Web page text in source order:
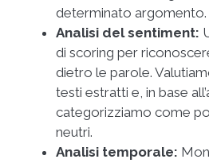
determinato argomento.
Analisi del sentiment:
di scoring per
dietro le parole.
testi estratti e, in base
categorizziamo come
neutri.
Analisi temporale: